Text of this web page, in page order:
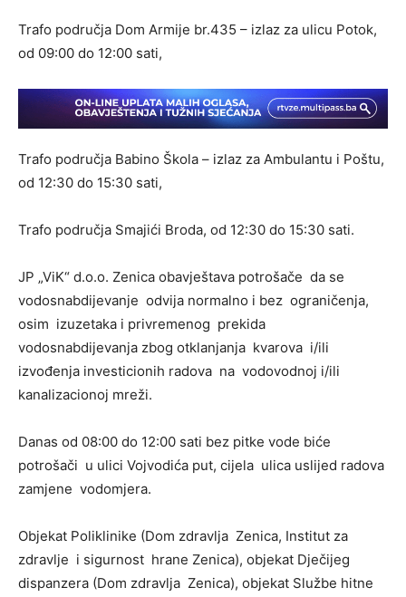
Trafo područja Dom Armije br.435 – izlaz za ulicu Potok,
od 09:00 do 12:00 sati,
Trafo područja Babino Škola – izlaz za Ambulantu i Poštu,
od 12:30 do 15:30 sati,
Trafo područja Smajići Broda, od 12:30 do 15:30 sati.
JP „ViK“ d.o.o. Zenica obavještava potrošače da se
vodosnabdijevanje odvija normalno i bez ograničenja,
osim izuzetaka i privremenog prekida
vodosnabdijevanja zbog otklanjanja kvarova i/ili
izvođenja investicionih radova na vodovodnoj i/ili
kanalizacionoj mreži.
Danas od 08:00 do 12:00 sati bez pitke vode biće
potrošači u ulici Vojvodića put, cijela ulica uslijed radova
zamjene vodomjera.
Objekat Poliklinike (Dom zdravlja Zenica, Institut za
zdravlje i sigurnost hrane Zenica), objekat Dječijeg
dispanzera (Dom zdravlja Zenica), objekat Službe hitne